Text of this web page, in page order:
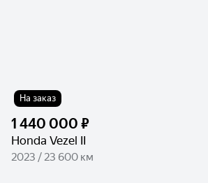
На заказ
1 440 000 ₽
Honda Vezel II
2023 / 23 600 км